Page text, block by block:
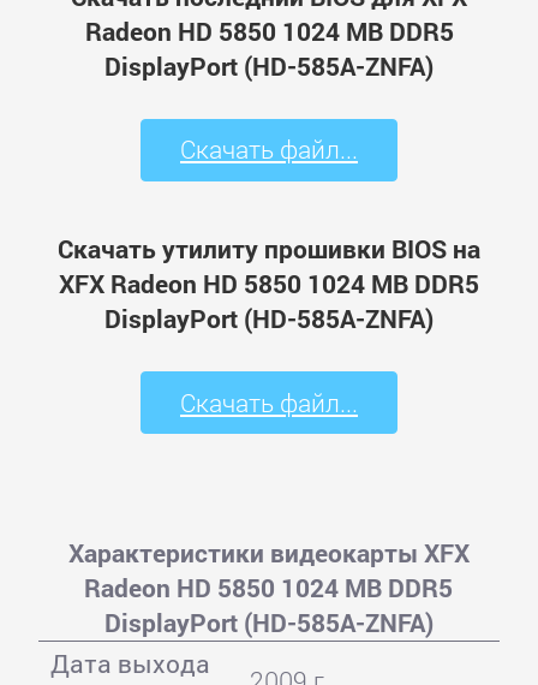
Radeon HD 5850 1024 MB DDR5
DisplayPort (HD-585A-ZNFA)
Скачать файл...
Скачать утилиту прошивки BIOS на
XFX Radeon HD 5850 1024 MB DDR5
DisplayPort (HD-585A-ZNFA)
Скачать файл...
Характеристики видеокарты XFX
Radeon HD 5850 1024 MB DDR5
DisplayPort (HD-585A-ZNFA)
Дата выхода